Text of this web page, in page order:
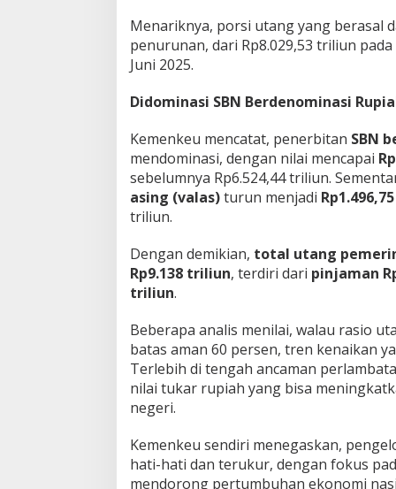
Menariknya, porsi utang yang berasal
penurunan, dari Rp8.029,53 triliun
Juni 2025.
Didominasi SBN Berdenominasi
Kemenkeu mencatat, penerbitan SBN
mendominasi, dengan nilai mencapai
sebelumnya Rp6.524,44 triliun.
asing (valas)turun menjadi
triliun.
Dengan demikian, total utang
Rp9.138 triliun, terdiri dari pinjaman
triliun.
Beberapa analis menilai, walau rasio
batas aman 60 persen, tren kenaikan
Terlebih di tengah ancaman
nilai tukar rupiah yang bisa
negeri.
Kemenkeu sendiri menegaskan,
hati-hati dan terukur, dengan fokus
mendorong pertumbuhan ekonomi